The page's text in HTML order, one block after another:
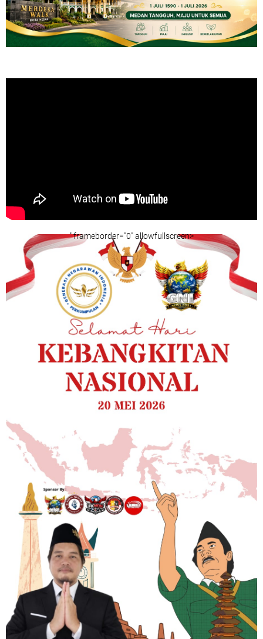
" frameborder="0" allowfullscreen>